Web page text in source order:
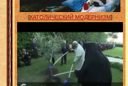
[КАТОЛИЧЕСКИЙ МОДЕРНИЗМ]